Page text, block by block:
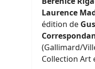
Laurence
édition de
(Gallimard/
Collection Art